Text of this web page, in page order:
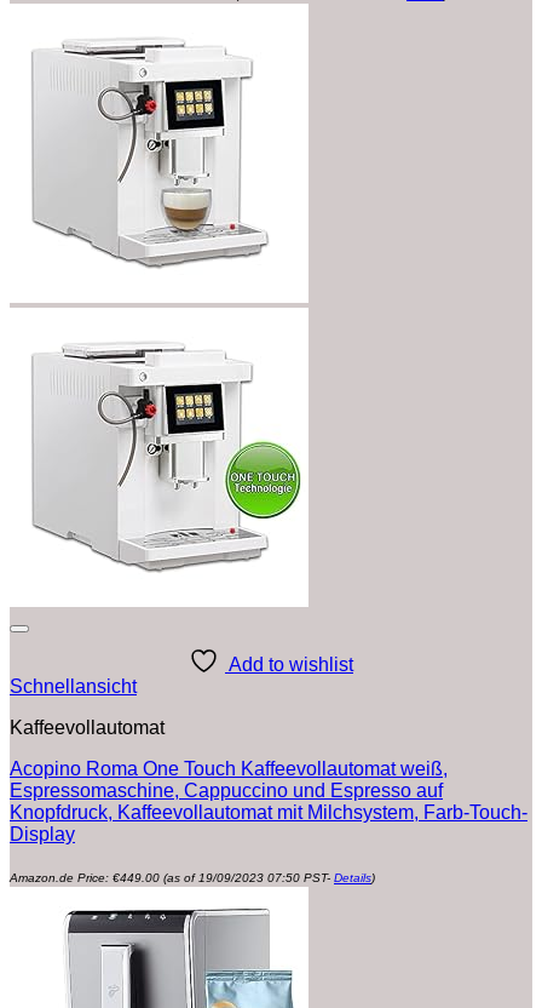
Add to wishlist
Schnellansicht
Kaffeevollautomat
Acopino Roma One Touch Kaffeevollautomat weiß,
Espressomaschine, Cappuccino und Espresso auf
Knopfdruck, Kaffeevollautomat mit Milchsystem, Farb-Touch-
Display
Amazon.de Price: €449.00 (as of 19/09/2023 07:50 PST- Details)